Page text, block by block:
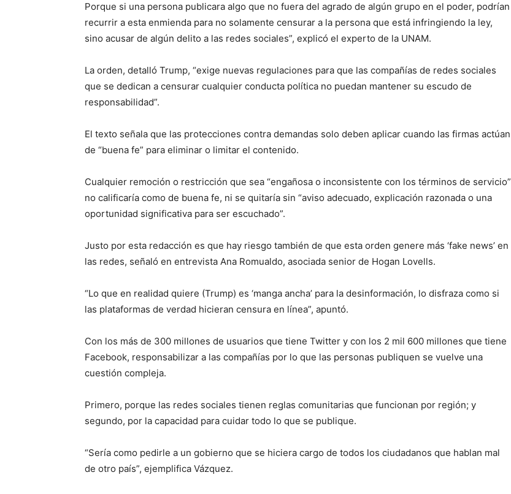
Porque si una persona publicara algo que no fuera del agrado de algún grupo en el poder, podrían
recurrir a esta enmienda para no solamente censurar a la persona que está infringiendo la ley,
sino acusar de algún delito a las redes sociales”, explicó el experto de la UNAM.
La orden, detalló Trump, “exige nuevas regulaciones para que las compañías de redes sociales
que se dedican a censurar cualquier conducta política no puedan mantener su escudo de
responsabilidad”.
El texto señala que las protecciones contra demandas solo deben aplicar cuando las firmas actúan
de “buena fe” para eliminar o limitar el contenido.
Cualquier remoción o restricción que sea “engañosa o inconsistente con los términos de servicio”
no calificaría como de buena fe, ni se quitaría sin “aviso adecuado, explicación razonada o una
oportunidad significativa para ser escuchado”.
Justo por esta redacción es que hay riesgo también de que esta orden genere más ‘fake news’ en
las redes, señaló en entrevista Ana Romualdo, asociada senior de Hogan Lovells.
“Lo que en realidad quiere (Trump) es ‘manga ancha’ para la desinformación, lo disfraza como si
las plataformas de verdad hicieran censura en línea”, apuntó.
Con los más de 300 millones de usuarios que tiene Twitter y con los 2 mil 600 millones que tiene
Facebook, responsabilizar a las compañías por lo que las personas publiquen se vuelve una
cuestión compleja.
Primero, porque las redes sociales tienen reglas comunitarias que funcionan por región; y
segundo, por la capacidad para cuidar todo lo que se publique.
“Sería como pedirle a un gobierno que se hiciera cargo de todos los ciudadanos que hablan mal
de otro país”, ejemplifica Vázquez.